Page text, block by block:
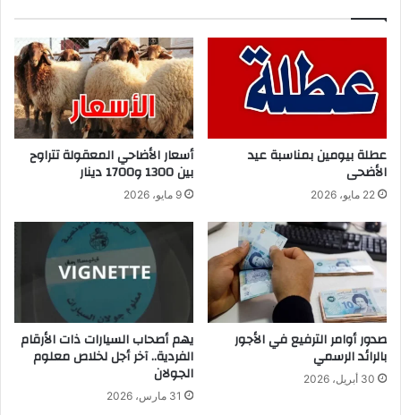
عطلة بيومين بمناسبة عيد
الأضحى
22 مايو، 2026
أسعار الأضاحي المعقولة تتراوح
بين 1300 و1700 دينار
9 مايو، 2026
صدور أوامر الترفيع في الأجور
بالرائد الرسمي
30 أبريل، 2026
يهم أصحاب السيارات ذات الأرقام
الفردية.. آخر أجل لخلاص معلوم
الجولان
31 مارس، 2026